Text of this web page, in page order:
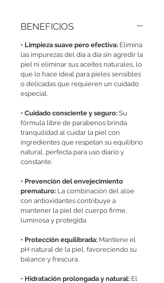
BENEFICIOS
• Limpieza suave pero efectiva: Elimina
las impurezas del día a día sin agredir la
piel ni eliminar sus aceites naturales, lo
que lo hace ideal para pieles sensibles
o delicadas que requieren un cuidado
especial.
• Cuidado consciente y seguro: Su
fórmula libre de parabenos brinda
tranquilidad al cuidar la piel con
ingredientes que respetan su equilibrio
natural, perfecta para uso diario y
constante.
• Prevención del envejecimiento
prematuro: La combinación del aloe
con antioxidantes contribuye a
mantener la piel del cuerpo firme,
luminosa y protegida.
• Protección equilibrada: Mantiene el
pH natural de la piel, favoreciendo su
balance y frescura.
• Hidratación prolongada y natural: El